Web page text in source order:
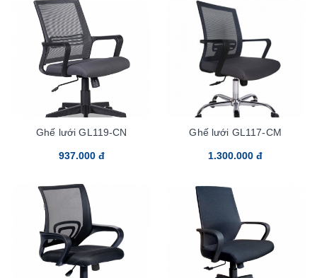
Ghế lưới GL119-CN
937.000 đ
Ghế lưới GL117-CM
1.300.000 đ